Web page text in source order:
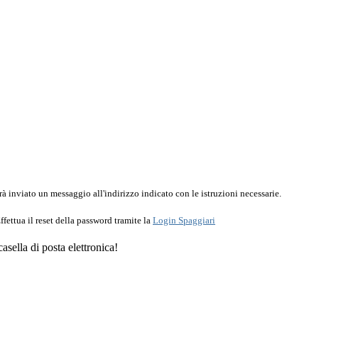
inviato un messaggio all'indirizzo indicato con le istruzioni necessarie.
il reset della password tramite la Login Spaggiari
di posta elettronica!